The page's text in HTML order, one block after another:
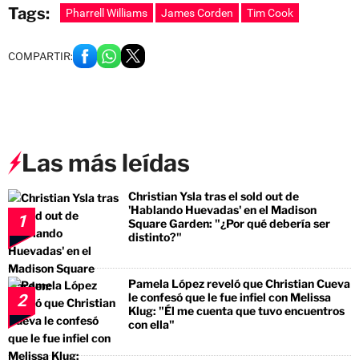
Tags: Pharrell Williams James Corden Tim Cook
COMPARTIR:
Las más leídas
1
Christian Ysla tras el sold out de
'Hablando Huevadas' en el Madison
Square Garden: "¿Por qué debería ser
distinto?"
2
Pamela López reveló que Christian Cueva
le confesó que le fue infiel con Melissa
Klug: "Él me cuenta que tuvo encuentros
con ella"